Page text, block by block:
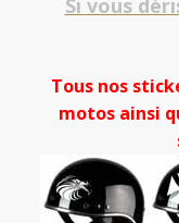
Si vous
Tous nos
motos ainsi